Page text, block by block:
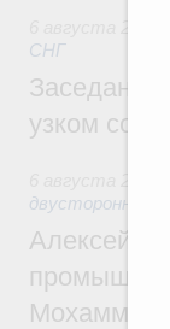
СНГ
Заседание
узком
двусторонней
Алексей